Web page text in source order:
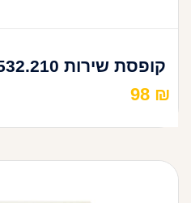
קופסת שירות 532.210 NNPL
98 ₪